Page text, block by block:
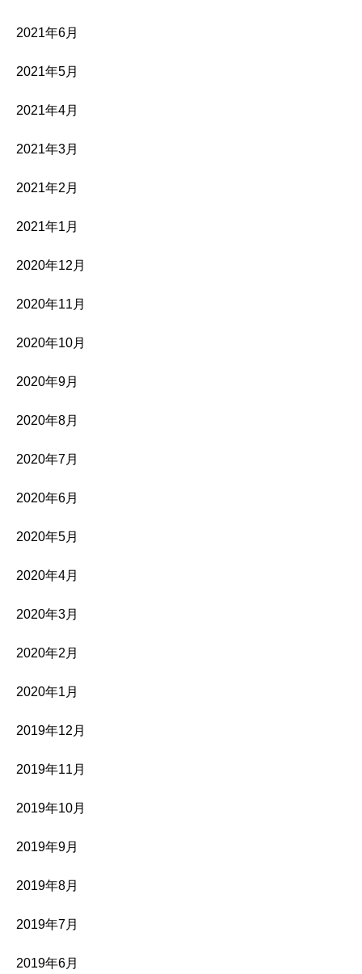
2021年6月
2021年5月
2021年4月
2021年3月
2021年2月
2021年1月
2020年12月
2020年11月
2020年10月
2020年9月
2020年8月
2020年7月
2020年6月
2020年5月
2020年4月
2020年3月
2020年2月
2020年1月
2019年12月
2019年11月
2019年10月
2019年9月
2019年8月
2019年7月
2019年6月